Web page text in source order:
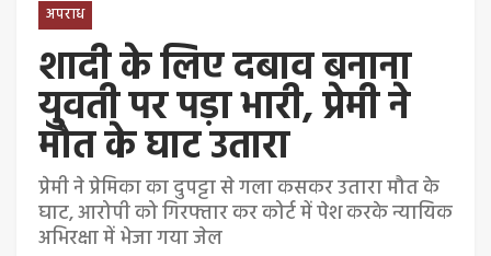
अपराध
शादी के लिए दबाव बनाना
युवती पर पड़ा भारी, प्रेमी ने
मौत के घाट उतारा
प्रेमी ने प्रेमिका का दुपट्टा से गला कसकर उतारा मौत के
घाट, आरोपी को गिरफ्तार कर कोर्ट में पेश करके न्यायिक
अभिरक्षा में भेजा गया जेल